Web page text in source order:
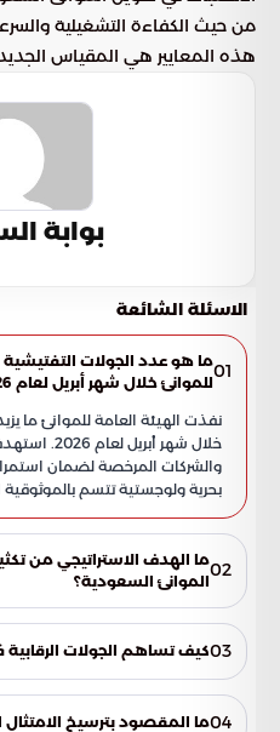
من حيث الكفاءة التشغيلية
هذه المعايير هي المقياس الجديد
بوابة
الاسئلة الشائعة
01ما هو عدد الجولات التفتيشية
للموانئ خلال شهر أبريل لعام 2026؟
خلال شهر
والشركات المرخصة لضمان
بحرية ولوجستية تتسم بالموثوقية
02ما الهدف الاستراتيجي من
الموانئ السعودية؟
تشغيلي صارم، وضمان تقديم
الاقتصادية الوطنية. كما تسعى
03كيف تساهم الجولات الرقابية
الأمثل للمساحات المتاحة04ما المقصود بترسيخ الامتثال